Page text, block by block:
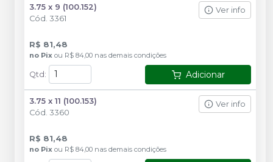
3.75 x 9 (100.152)
Cód. 3361
Ver info
R$ 81,48
no Pix ou R$ 84,00 nas demais condições
Qtd : Adicionar
3.75 x 11 (100.153)
Cód. 3360
Ver info
R$ 81,48
no Pix ou R$ 84,00 nas demais condições